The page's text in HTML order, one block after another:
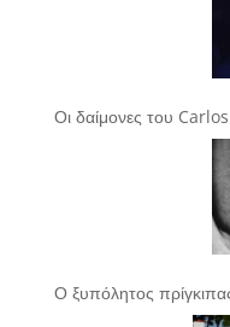
Οι δαίμονες του
Ο ξυπόλητος